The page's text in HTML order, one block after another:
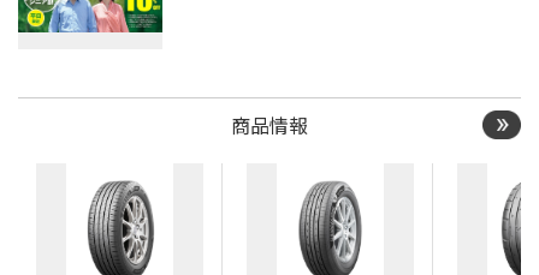
商品情報